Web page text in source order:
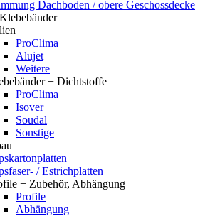
Dachboden / obere Geschossdecke
ProClima
Alujet
Weitere
+ Dichtstoffe
ProClima
Isover
Soudal
Sonstige
/ Estrichplatten
+ Zubehör, Abhängung
Profile
Abhängung